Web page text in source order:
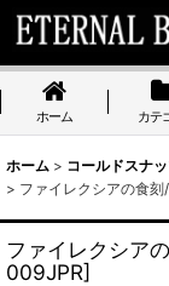
ホーム カテ
ホーム > コールドスナ
> ファイレクシアの食
ファイレクシア
009JPR]